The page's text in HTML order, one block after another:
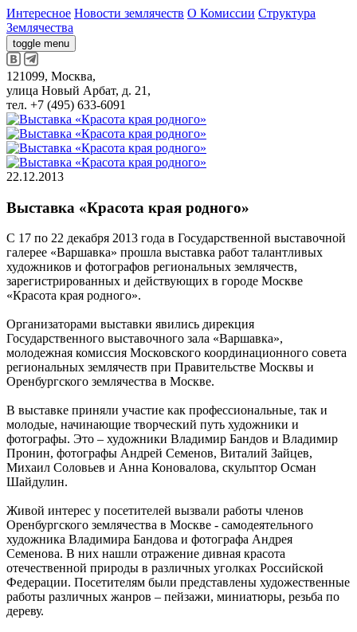
Интересное Новости землячеств О Комиссии Структура
Землячества
toggle menu
121099, Москва,
улица Новый Арбат, д. 21,
тел. +7 (495) 633-6091
22.12.2013
Выставка «Красота края родного»
С 17 по 22 декабря 2013 года в Государственной выставочной
галерее «Варшавка» прошла выставка работ талантливых
художников и фотографов региональных землячеств,
зарегистрированных и действующих в городе Москве
«Красота края родного».
Организаторами выставки явились дирекция
Государственного выставочного зала «Варшавка»,
молодежная комиссия Московского координационного совета
региональных землячеств при Правительстве Москвы и
Оренбургского землячества в Москве.
В выставке приняли участие как профессиональные, так и
молодые, начинающие творческий путь художники и
фотографы. Это – художники Владимир Бандов и Владимир
Пронин, фотографы Андрей Семенов, Виталий Зайцев,
Михаил Соловьев и Анна Коновалова, скульптор Осман
Шайдулин.
Живой интерес у посетителей вызвали работы членов
Оренбургского землячества в Москве - самодеятельного
художника Владимира Бандова и фотографа Андрея
Семенова. В них нашли отражение дивная красота
отечественной природы в различных уголках Российской
Федерации. Посетителям были представлены художественные
работы различных жанров – пейзажи, миниатюры, резьба по
дереву.